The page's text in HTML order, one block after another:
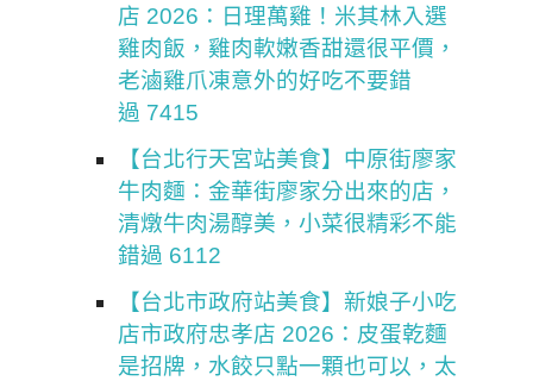
店 2026：日理萬雞！米其林入選
雞肉飯，雞肉軟嫩香甜還很平價，
老滷雞爪凍意外的好吃不要錯
過 7415
【台北行天宮站美食】中原街廖家
牛肉麵：金華街廖家分出來的店，
清燉牛肉湯醇美，小菜很精彩不能
錯過 6112
【台北市政府站美食】新娘子小吃
店市政府忠孝店 2026：皮蛋乾麵
是招牌，水餃只點一顆也可以，太